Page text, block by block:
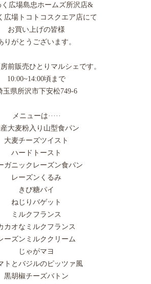
く広場島忠ホームズ所沢店&
広場トコトコスクエア店にて
お買い上げの皆様
りがとうございます。
前販売ひとりマルシェです。
10:00~14:00頃まで
玉県所沢市下安松749-6
メニューは·····
産大麦粉入り山型食パン
大麦チーズツイスト
ハードトースト
ガニックレーズン食パン
レーズンくるみ
きび糖パイ
ねじりバゲット
ミルクフランス
カオなミルクフランス
ーズンミルククリーム
じゃがマヨ
トとバジルのピッツァ風
黒胡椒チーズバトン